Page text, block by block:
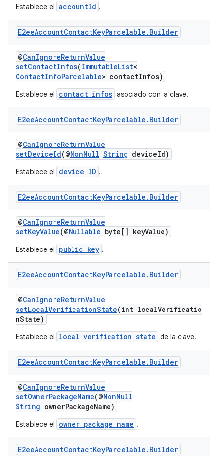
Establece el accountId .
E2eeAccountContactKeyParcelable . Builder
@CanIgnoreReturnValue
setContactInfos(ImmutableList<
ContactInfoParcelable> contactInfos)
Establece el contact infos asociado con la clave.
E2eeAccountContactKeyParcelable . Builder
@CanIgnoreReturnValue
setDeviceId(@NonNull String deviceId)
Establece el device ID .
E2eeAccountContactKeyParcelable . Builder
@CanIgnoreReturnValue
setKeyValue(@Nullable byte[] keyValue)
Establece el public key .
E2eeAccountContactKeyParcelable . Builder
@CanIgnoreReturnValue
setLocalVerificationState(int localVerificatio
nState)
Establece el local verification state de la clave.
E2eeAccountContactKeyParcelable . Builder
@CanIgnoreReturnValue
setOwnerPackageName(@NonNull
String ownerPackageName)
Establece el owner package name .
E2eeAccountContactKeyParcelable . Builder